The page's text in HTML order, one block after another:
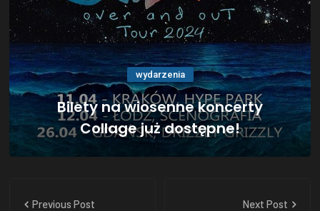
wydarzenia
Bilety na wiosenne koncerty
Collage już dostępne!
Previous Post Next Post